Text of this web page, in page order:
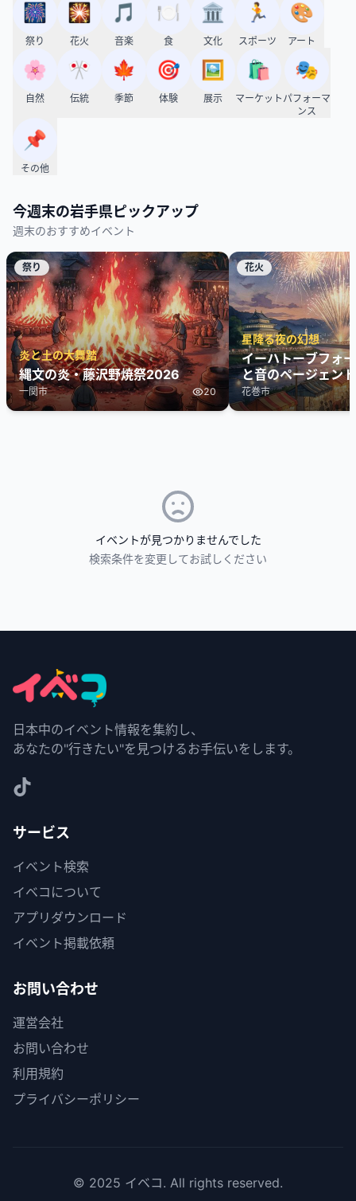
🎆
祭り
🎇
花火
🎵
音楽
🍽️
食
🏛️
文化
🏃
スポーツ
🎨
アート
🌸
自然
🎌
伝統
🍁
季節
🎯
体験
🖼️
展示
🛍️
マーケット
🎭
パフォーマ
ンス
📌
その他
今週末の岩手県 ピックアップ
週末のおすすめイベント
祭り
炎と土の大舞踏
縄文の炎・藤沢野焼祭2026
一関市 20
花火
星降る夜の幻想
イーハトーブフォ
と音のページェン
ジー
花巻市
イベントが見つかりませんでした
検索条件を変更してお試しください
日本中のイベント情報を集約し、
あなたの"行きたい"を見つけるお手伝いをします。
サービス
イベント検索
イベコについて
アプリダウンロード
イベント掲載依頼
お問い合わせ
運営会社
お問い合わせ
利用規約
プライバシーポリシー
© 2025 イベコ. All rights reserved.